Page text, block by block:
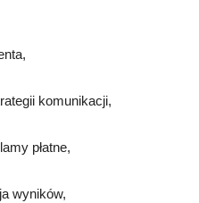
komunikacji,
płatne,
wyników,